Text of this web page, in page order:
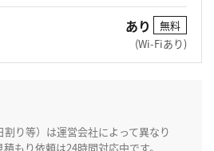
あり
無料
(Wi-Fiあり)
り等）は運営会社によって異なり
もり依頼は24時間対応中です。